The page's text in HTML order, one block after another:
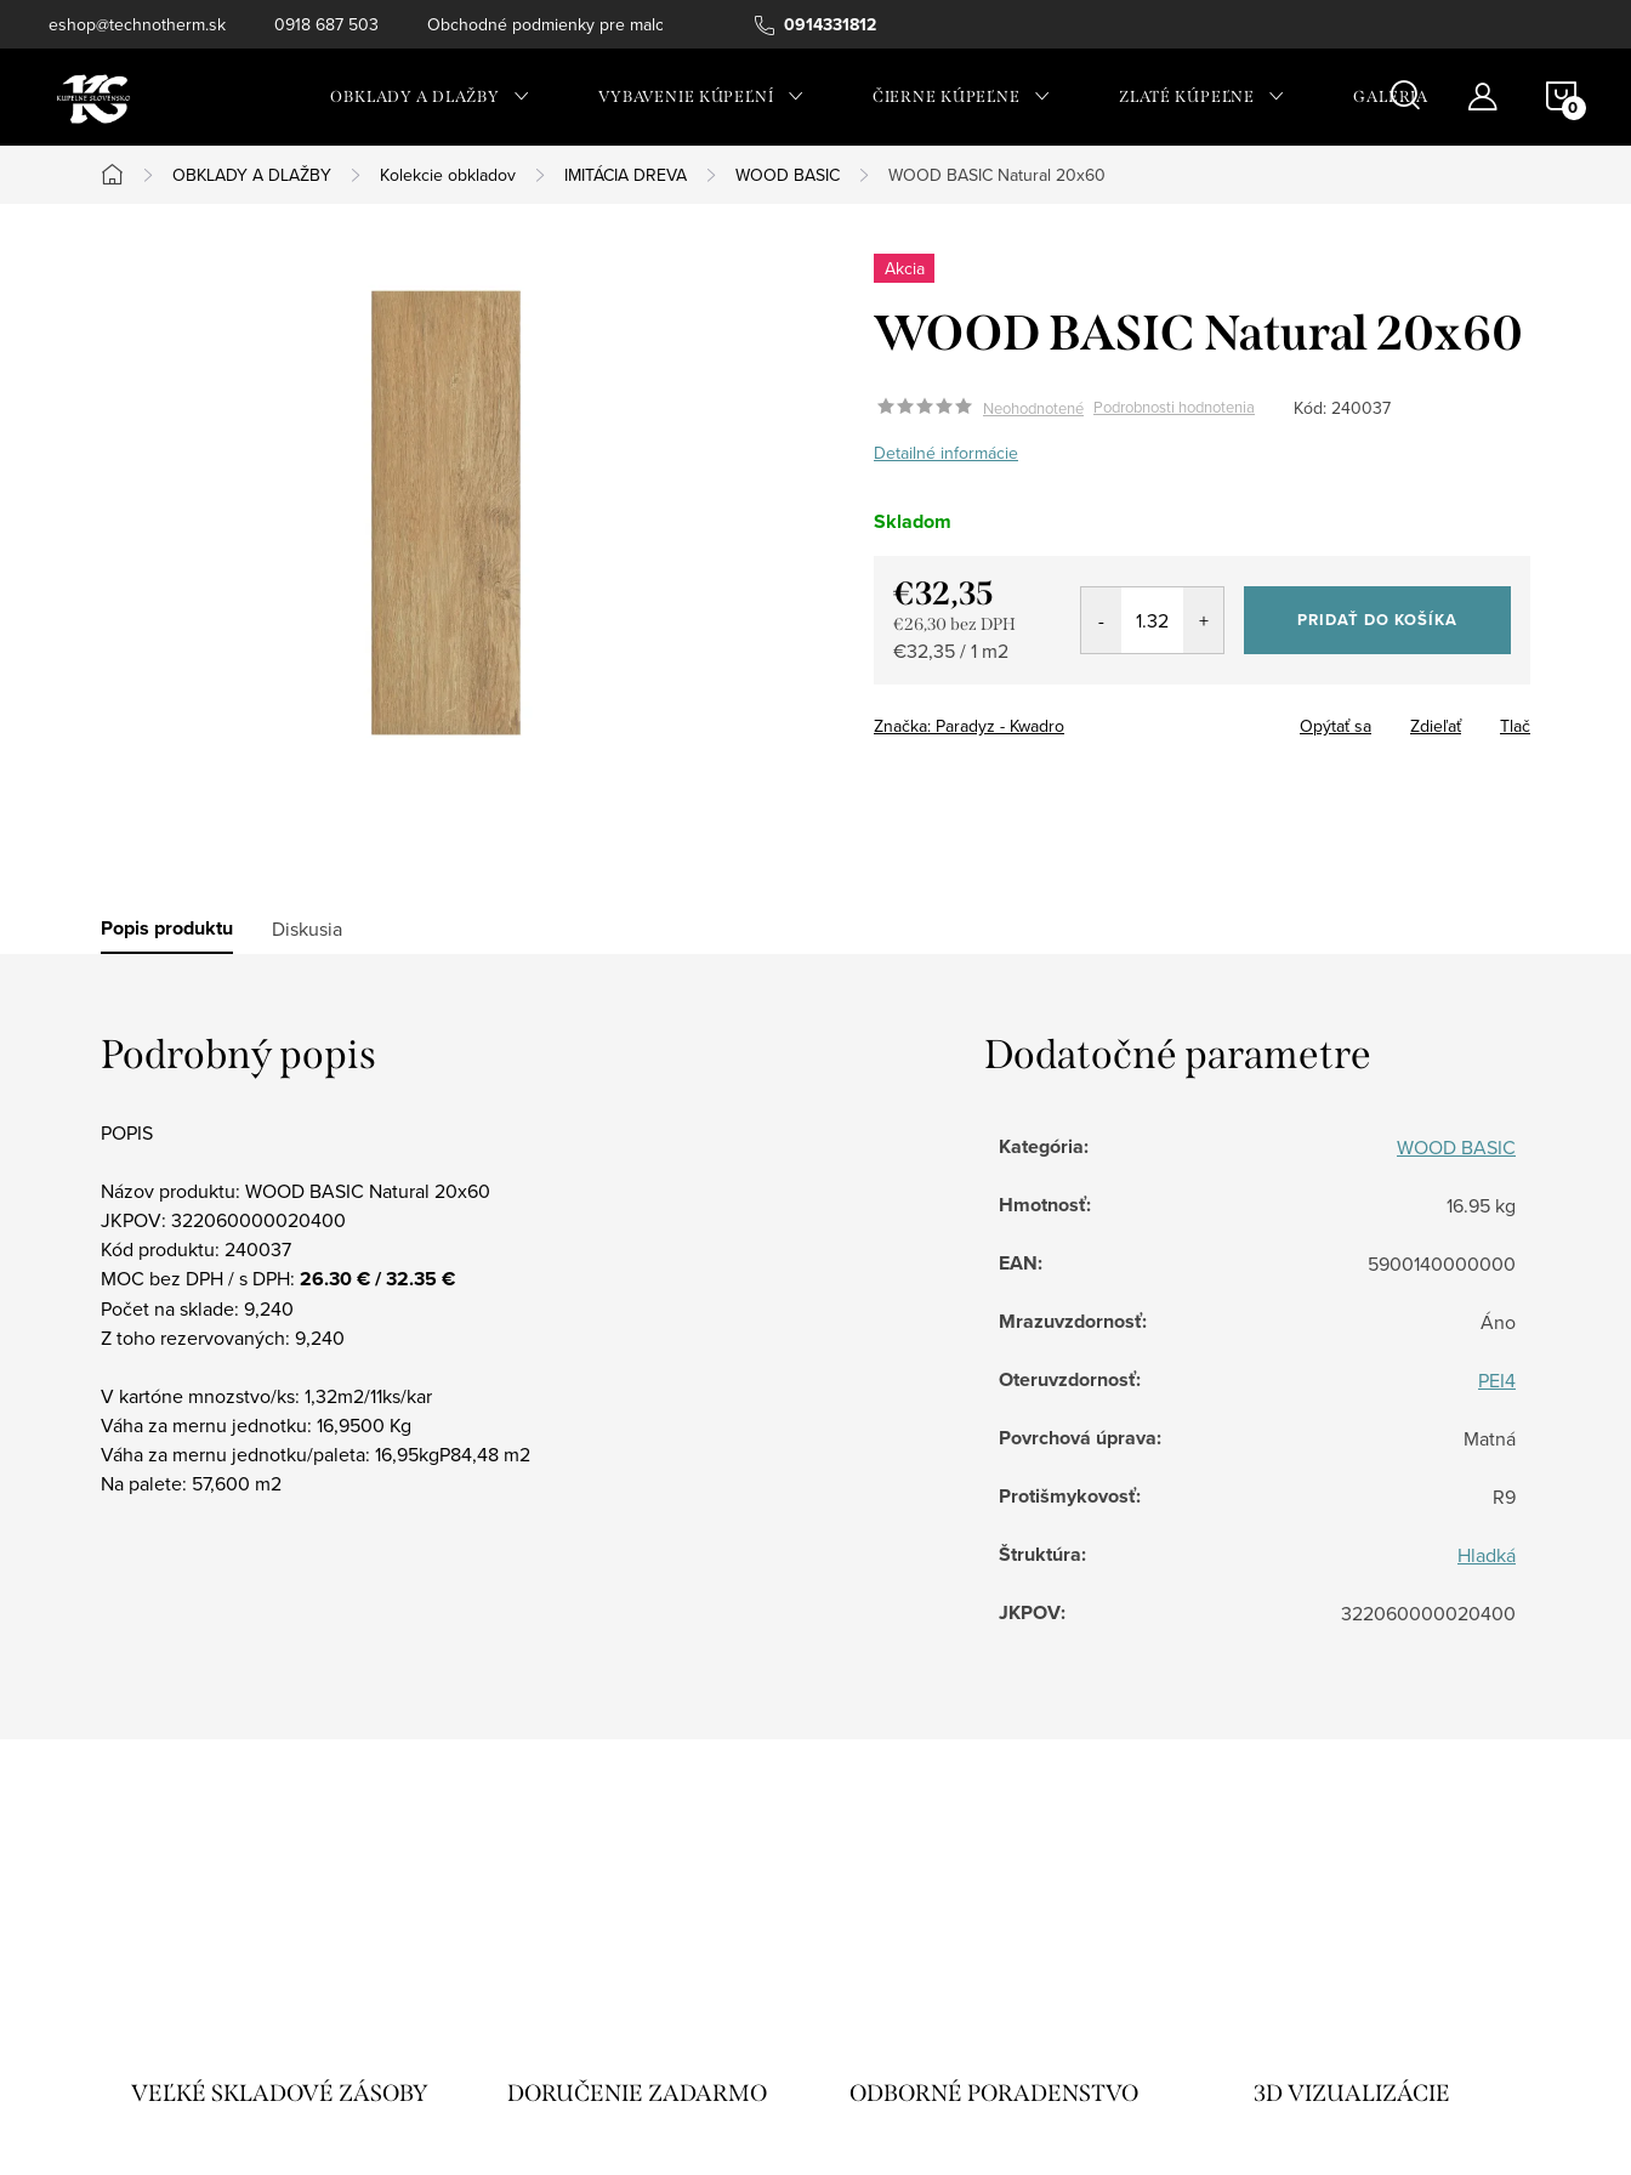
na
0914331812
eshop@technotherm.sk 0918 687 503 Obchodné podmienky pre maloobchod
OBKLADY A DLAŽBY VYBAVENIE KÚPEĽNÍ ČIERNE KÚPEĽNE ZLATÉ KÚPEĽNE GALÉRIA
Domov
OBKLADY A DLAŽBY Kolekcie obkladov IMITÁCIA DREVA WOOD BASIC WOOD BASIC Natural 20x60
Akcia
WOOD BASIC Natural 20x60
Neohodnotené Podrobnosti hodnotenia Kód: 240037
Detailné informácie
Skladom
€32,35
€26,30 bez DPH
Jednotková
€32,35 / 1 m2
PRIDAŤ DO KOŠÍKA
Značka: Paradyz - Kwadro Tlač
Opýtať sa Zdieľať
Popis produktu Diskusia
Podrobný popis
POPIS
Názov produktu: WOOD BASIC Natural 20x60
JKPOV: 322060000020400
Kód produktu: 240037
MOC bez DPH / s DPH: 26.30 € / 32.35 €
Počet na sklade: 9,240
Z toho rezervovaných: 9,240
V kartóne mnozstvo/ks: 1,32m2/11ks/kar
Váha za mernu jednotku: 16,9500 Kg
Váha za mernu jednotku/paleta: 16,95kgP84,48 m2
Na palete: 57,600 m2
Dodatočné parametre
Kategória: WOOD BASIC
Hmotnosť: 16.95 kg
EAN: 5900140000000
Mrazuvzdornosť: Áno
Oteruvzdornosť: PEI4
Povrchová úprava: Matná
Protišmykovosť: R9
Štruktúra: Hladká
JKPOV: 322060000020400
VEĽKÉ SKLADOVÉ ZÁSOBY DORUČENIE ZADARMO ODBORNÉ PORADENSTVO 3D VIZUALIZÁCIE